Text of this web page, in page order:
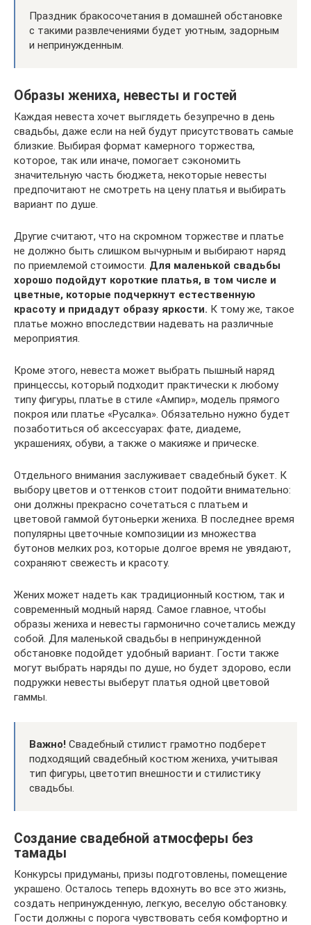
Праздник бракосочетания в домашней обстановке
с такими развлечениями будет уютным, задорным
и непринужденным.
Образы жениха, невесты и гостей
Каждая невеста хочет выглядеть безупречно в день
свадьбы, даже если на ней будут присутствовать самые
близкие. Выбирая формат камерного торжества,
которое, так или иначе, помогает сэкономить
значительную часть бюджета, некоторые невесты
предпочитают не смотреть на цену платья и выбирать
вариант по душе.
Другие считают, что на скромном торжестве и платье
не должно быть слишком вычурным и выбирают наряд
по приемлемой стоимости. Для маленькой свадьбы
хорошо подойдут короткие платья, в том числе и
цветные, которые подчеркнут естественную
красоту и придадут образу яркости. К тому же, такое
платье можно впоследствии надевать на различные
мероприятия.
Кроме этого, невеста может выбрать пышный наряд
принцессы, который подходит практически к любому
типу фигуры, платье в стиле «Ампир», модель прямого
покроя или платье «Русалка». Обязательно нужно будет
позаботиться об аксессуарах: фате, диадеме,
украшениях, обуви, а также о макияже и прическе.
Отдельного внимания заслуживает свадебный букет. К
выбору цветов и оттенков стоит подойти внимательно:
они должны прекрасно сочетаться с платьем и
цветовой гаммой бутоньерки жениха. В последнее время
популярны цветочные композиции из множества
бутонов мелких роз, которые долгое время не увядают,
сохраняют свежесть и красоту.
Жених может надеть как традиционный костюм, так и
современный модный наряд. Самое главное, чтобы
образы жениха и невесты гармонично сочетались между
собой. Для маленькой свадьбы в непринужденной
обстановке подойдет удобный вариант. Гости также
могут выбрать наряды по душе, но будет здорово, если
подружки невесты выберут платья одной цветовой
гаммы.
Важно! Свадебный стилист грамотно подберет
подходящий свадебный костюм жениха, учитывая
тип фигуры, цветотип внешности и стилистику
свадьбы.
Создание свадебной атмосферы без
тамады
Конкурсы придуманы, призы подготовлены, помещение
украшено. Осталось теперь вдохнуть во все это жизнь,
создать непринужденную, легкую, веселую обстановку.
Гости должны с порога чувствовать себя комфортно и